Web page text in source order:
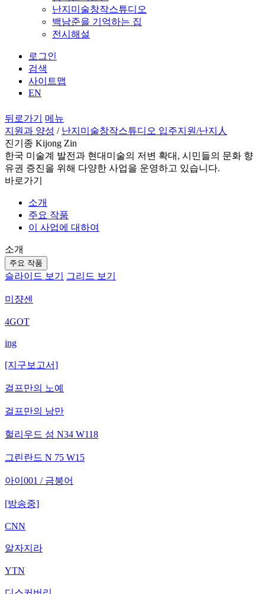
난지미술창작스튜디오
백남준을 기억하는 집
전시해설
로그인
검색
사이트맵
EN
뒤로가기
메뉴
지원과 양성 / 난지미술창작스튜디오 입주지원/난지人
진기종 Kijong Zin
한국 미술계 발전과 현대미술의 저변 확대, 시민들의 문화 향
유권 증진을 위해 다양한 사업을 운영하고 있습니다.
바로가기
소개
주요 작품
이 사업에 대하여
소개
주요 작품
슬라이드 보기 그리드 보기
미쟝센
4GOT
ing
[지구보고서]
걸프만의 노예
걸프만의 낭만
헐리우드 섬 N34 W118
그린란드 N 75 W15
아이001 / 금붕어
[방송중]
CNN
알자지라
YTN